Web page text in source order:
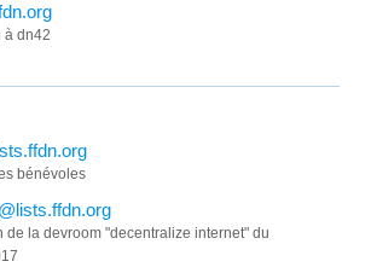
à dn42
bénévoles
de la devroom "decentralize internet" du